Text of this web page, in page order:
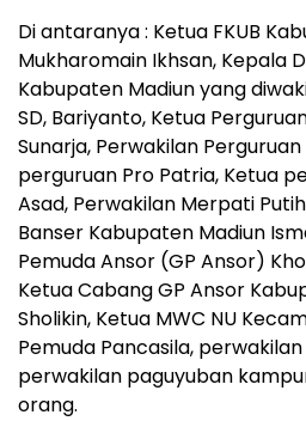
Di antaranya : Ketua FKUB
Mukharomain Ikhsan, Kepala
Kabupaten Madiun yang
SD, Bariyanto, Ketua
Sunarja, Perwakilan
perguruan Pro Patria, Ketua
Asad, Perwakilan Merpati
Banser Kabupaten Madiun
Pemuda Ansor (GP Ansor)
Ketua Cabang GP Ansor
Sholikin, Ketua MWC NU
Pemuda Pancasila,
perwakilan paguyuban
orang.